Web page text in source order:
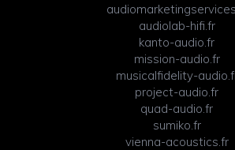
audiolab-hifi.fr
kanto-audio.fr
mission-audio.fr
musicalfidelity-
project-audio.fr
quad-audio.fr
sumiko.fr
vienna-acoustics.fr